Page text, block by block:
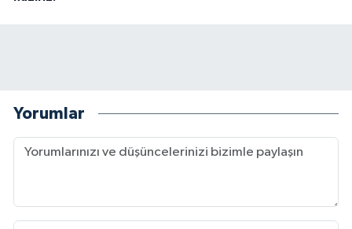
Yorumlar